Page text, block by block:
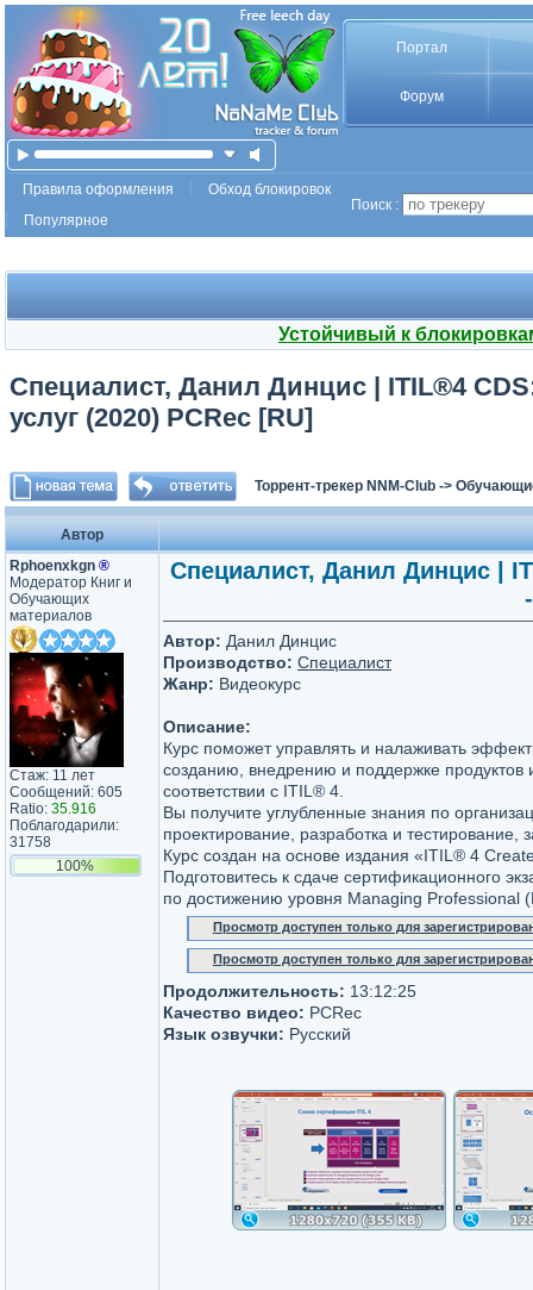
Портал
Форум
Правила оформления
Обход блокировок
Популярное
Поиск :
Устойчивый к
Специалист, Данил Динцис | ITIL®4
услуг (2020) PCRec [RU]
Торрент-трекер NNM-Club ->
Автор
Rphoenxkgn ®
Модератор Книг и
Обучающих
материалов
Стаж: 11 лет
Сообщений: 605
Ratio: 35.916
Поблагодарили:
31758
100%
Специалист, Данил Динцис |
Автор: Данил Динцис
Производство: Специалист
Жанр: Видеокурс
Описание:
Курс поможет управлять и налаживать
созданию, внедрению и поддержке продуктов
соответствии с ITIL® 4.
Вы получите углубленные знания по
проектирование, разработка и тестирование,
Курс создан на основе издания «ITIL® 4
Подготовитесь к сдаче сертификационного
по достижению уровня Managing Professional
Просмотр доступен только для
Просмотр доступен только для
Продолжительность: 13:12:25
Качество видео: PCRec
Язык озвучки: Русский